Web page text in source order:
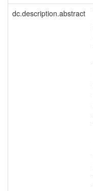
dc.description.abstract